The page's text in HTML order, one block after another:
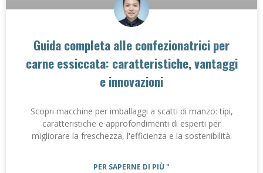
Guida completa alle confezionatrici per
carne essiccata: caratteristiche, vantaggi
e innovazioni
Scopri macchine per imballaggi a scatti di manzo: tipi,
caratteristiche e approfondimenti di esperti per
migliorare la freschezza, l'efficienza e la sostenibilità.
PER SAPERNE DI PIÙ "